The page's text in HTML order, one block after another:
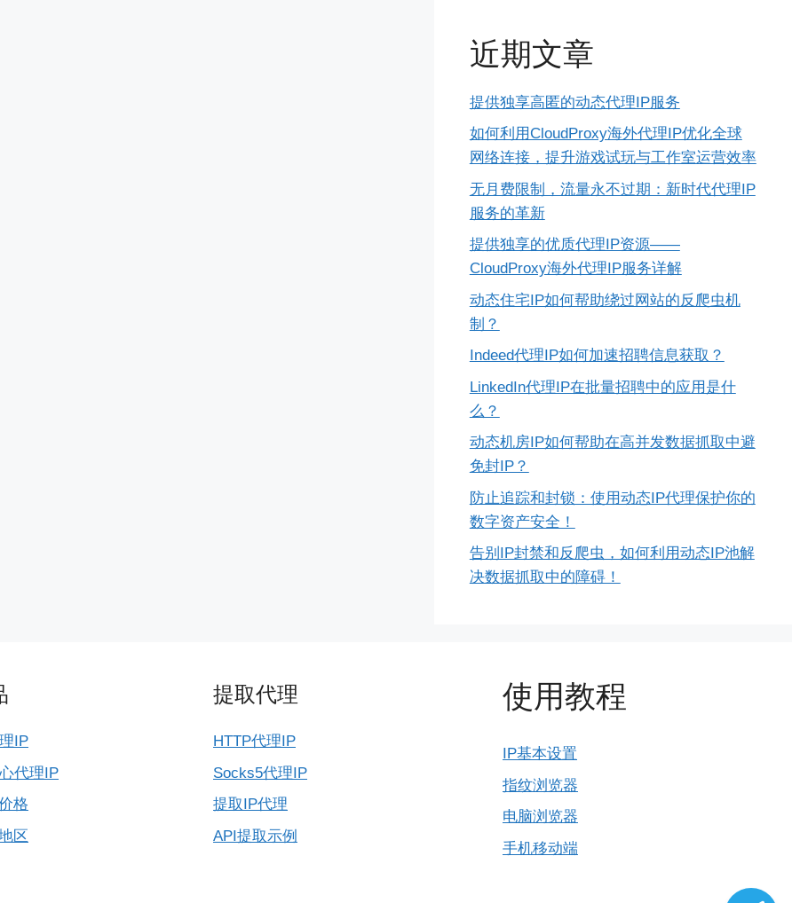
近期文章
提供独享高匿的动态代理IP服务
如何利用CloudProxy海外代理IP优化全球
网络连接，提升游戏试玩与工作室运营效率
无月费限制，流量永不过期：新时代代理IP
服务的革新
提供独享的优质代理IP资源——
CloudProxy海外代理IP服务详解
动态住宅IP如何帮助绕过网站的反爬虫机
制？
Indeed代理IP如何加速招聘信息获取？
LinkedIn代理IP在批量招聘中的应用是什
么？
动态机房IP如何帮助在高并发数据抓取中避
免封IP？
防止追踪和封锁：使用动态IP代理保护你的
数字资产安全！
告别IP封禁和反爬虫，如何利用动态IP池解
决数据抓取中的障碍！
IP
代理IP
格
区
提取代理
HTTP代理IP
Socks5代理IP
提取IP代理
API提取示例
使用教程
IP基本设置
指纹浏览器
电脑浏览器
手机移动端